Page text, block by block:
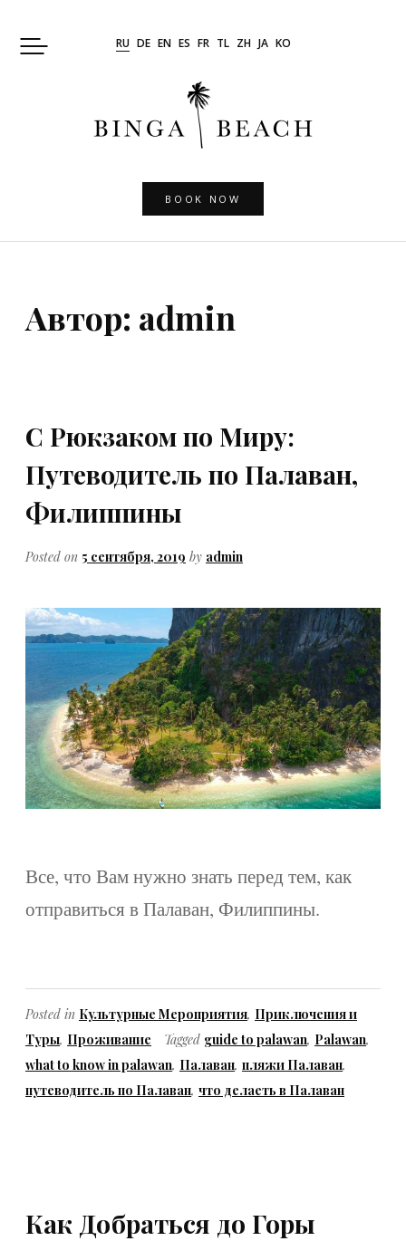
RU DE EN ES FR TL ZH JA KO
BOOK NOW
Автор: admin
С Рюкзаком по Миру:
Путеводитель по Палаван,
Филиппины
Posted on 5 сентября, 2019 by admin
Все, что Вам нужно знать перед тем, как
отправиться в Палаван, Филиппины.
Posted in Культурные Мероприятия, Приключения и
Туры, Проживание Tagged guide to palawan, Palawan,
what to know in palawan, Палаван, пляжи Палаван,
путеводитель по Палаван, что делаеть в Палаван
Как Добраться до Горы